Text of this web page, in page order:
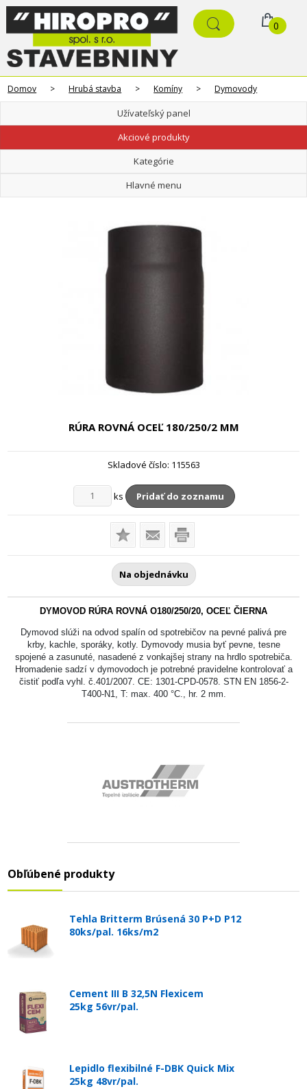
0
Domov > Hrubá stavba > Komíny > Dymovody
Užívateľský panel
Akciové produkty
Kategórie
Hlavné menu
RÚRA ROVNÁ OCEĽ 180/250/2 MM
Skladové číslo: 115563
ks Pridať do zoznamu
Na objednávku
DYMOVOD RÚRA ROVNÁ O180/250/20, OCEĽ ČIERNA
Dymovod slúži na odvod spalín od spotrebičov na pevné palivá pre
krby, kachle, sporáky, kotly. Dymovody musia byť pevne, tesne
spojené a zasunuté, nasadené z vonkajšej strany na hrdlo spotrebiča.
Hromadenie sadzí v dymovodoch je potrebné pravidelne kontrolovať a
čistiť podľa vyhl. č.401/2007. CE: 1301-CPD-0578. STN EN 1856-2-
T400-N1, T: max. 400 °C., hr. 2 mm.
Obľúbené produkty
Tehla Britterm Brúsená 30 P+D P12
80ks/pal. 16ks/m2
Cement III B 32,5N Flexicem
25kg 56vr/pal.
Lepidlo flexibilné F-DBK Quick Mix
25kg 48vr/pal.